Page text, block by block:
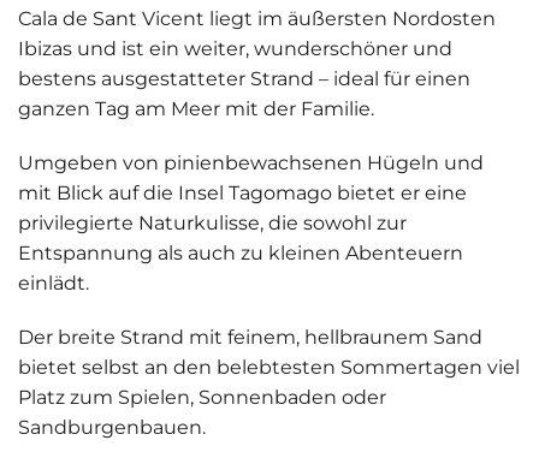
Cala de Sant Vicent liegt im äußersten Nordosten
Ibizas und ist ein weiter, wunderschöner und
bestens ausgestatteter Strand – ideal für einen
ganzen Tag am Meer mit der Familie.
Umgeben von pinienbewachsenen Hügeln und
mit Blick aufdie Insel Tagomago bietet er eine
privilegierte Naturkulisse, die sowohl zur
Entspannung als auch zu kleinen Abenteuern
einlädt.
Der breite Strand mit feinem, hellbraunem Sand
bietet selbst an den belebtesten Sommertagen viel
Platz zum Spielen, Sonnenbaden oder
Sandburgenbauen.